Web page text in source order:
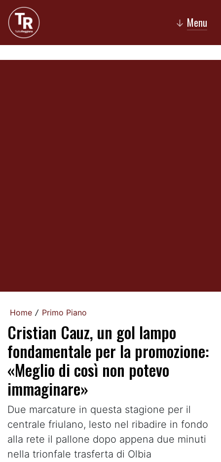
↓ Menu
Home / Primo Piano
Cristian Cauz, un gol lampo
fondamentale per la promozione:
«Meglio di così non potevo
immaginare»
Due marcature in questa stagione per il
centrale friulano, lesto nel ribadire in fondo
alla rete il pallone dopo appena due minuti
nella trionfale trasferta di Olbia